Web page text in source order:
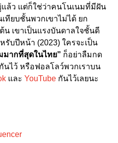
ล้ว แต่ก็ใช่ว่าคนโนเนมที่มีฝัน
ทียบชั้นพวกเขาไม่ได้ ยก
น เขาเป็นแรงบันดาลใจชั้นดี
รับปีหน้า (2023) ใครจะเป็น
มากที่สุดในไทย” ก็อย่าลืมกด
กันไว้ หรือฟอลโลว์พวกเราบน
และ YouTubeกันไว้เลยนะ